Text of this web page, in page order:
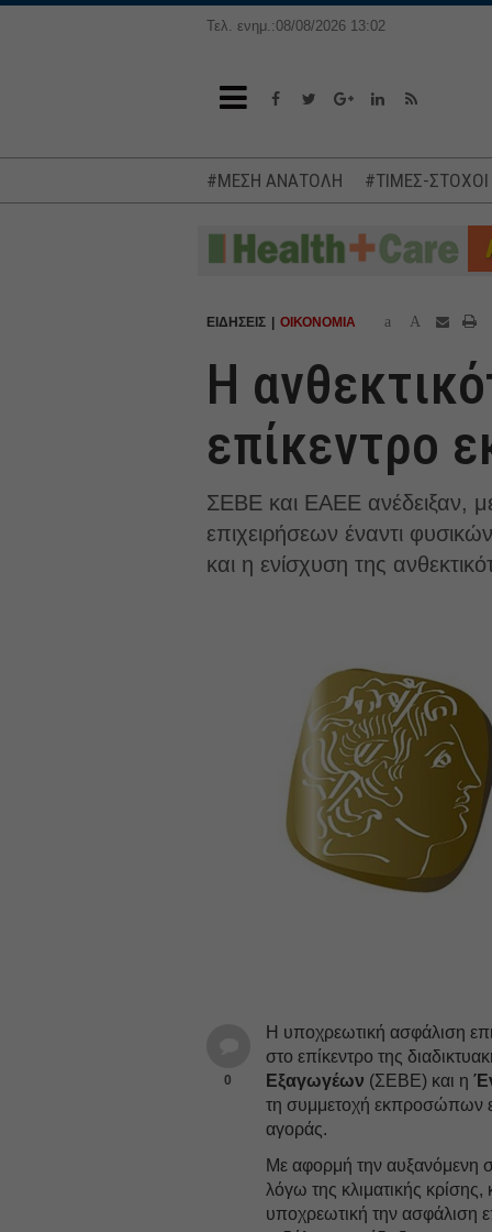
Τελ. ενημ.:08/08/2026 13:02
#ΜΕΣΗ ΑΝΑΤΟΛΗ #ΤΙΜΕΣ-
ΕΙΔΗΣΕΙΣ ΟΙΚΟΝΟΜΙΑ a A
Η
επίκεντρο
ΣΕΒΕ και ΕΑΕΕ ανέδειξαν,
επιχειρήσεων έναντι
και η ενίσχυση της
0
Η υποχρεωτική ασφάλιση
στο επίκεντρο της
Εξαγωγέων (ΣΕΒΕ) και η
τη συμμετοχή εκπροσώπων
αγοράς.
Με αφορμή την αυξανόμενη
λόγω της κλιματικής
υποχρεωτική την ασφάλιση